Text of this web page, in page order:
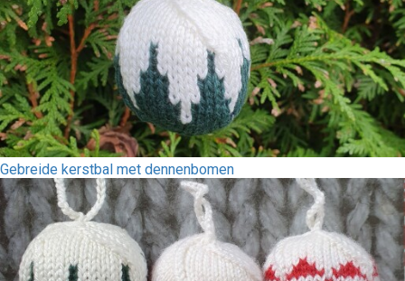
Gebreide kerstbal met dennenbomen